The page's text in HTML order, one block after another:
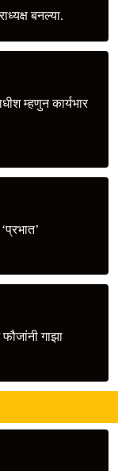
बनल्या.
म्हणुन कार्यभार
फौजांनी गाझा